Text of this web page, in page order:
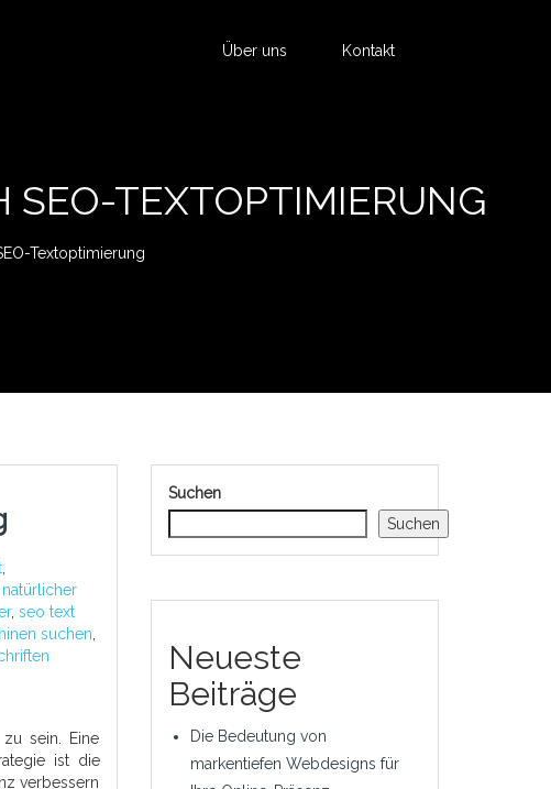
Über uns Kontakt
SEO-TEXTOPTIMIERUNG
Textoptimierung
natürlicher
, seo text
suchen
sein. Eine
ist die
verbessern
Suchen
Suchen
Neueste
Beiträge
Die Bedeutung von
markentiefen Webdesigns für